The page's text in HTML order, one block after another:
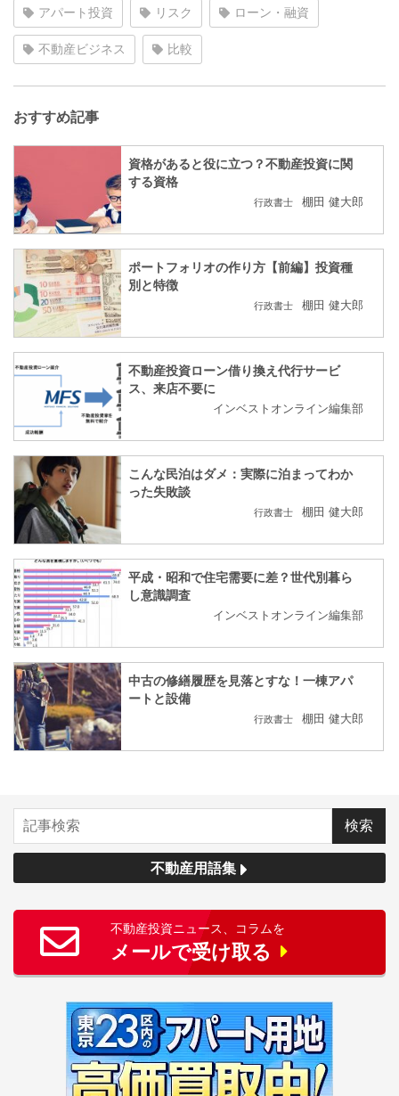
アパート投資 リスク ローン・融資
不動産ビジネス 比較
おすすめ記事
資格があると役に立つ？不動産投資に関
する資格
行政書士 棚田 健大郎
ポートフォリオの作り方【前編】投資種
別と特徴
行政書士 棚田 健大郎
不動産投資ローン借り換え代行サービ
ス、来店不要に
インベストオンライン編集部
こんな民泊はダメ：実際に泊まってわか
った失敗談
行政書士 棚田 健大郎
平成・昭和で住宅需要に差？世代別暮ら
し意識調査
インベストオンライン編集部
中古の修繕履歴を見落とすな！一棟アパ
ートと設備
行政書士 棚田 健大郎
不動産用語集
不動産投資ニュース、コラムを
メールで受け取る